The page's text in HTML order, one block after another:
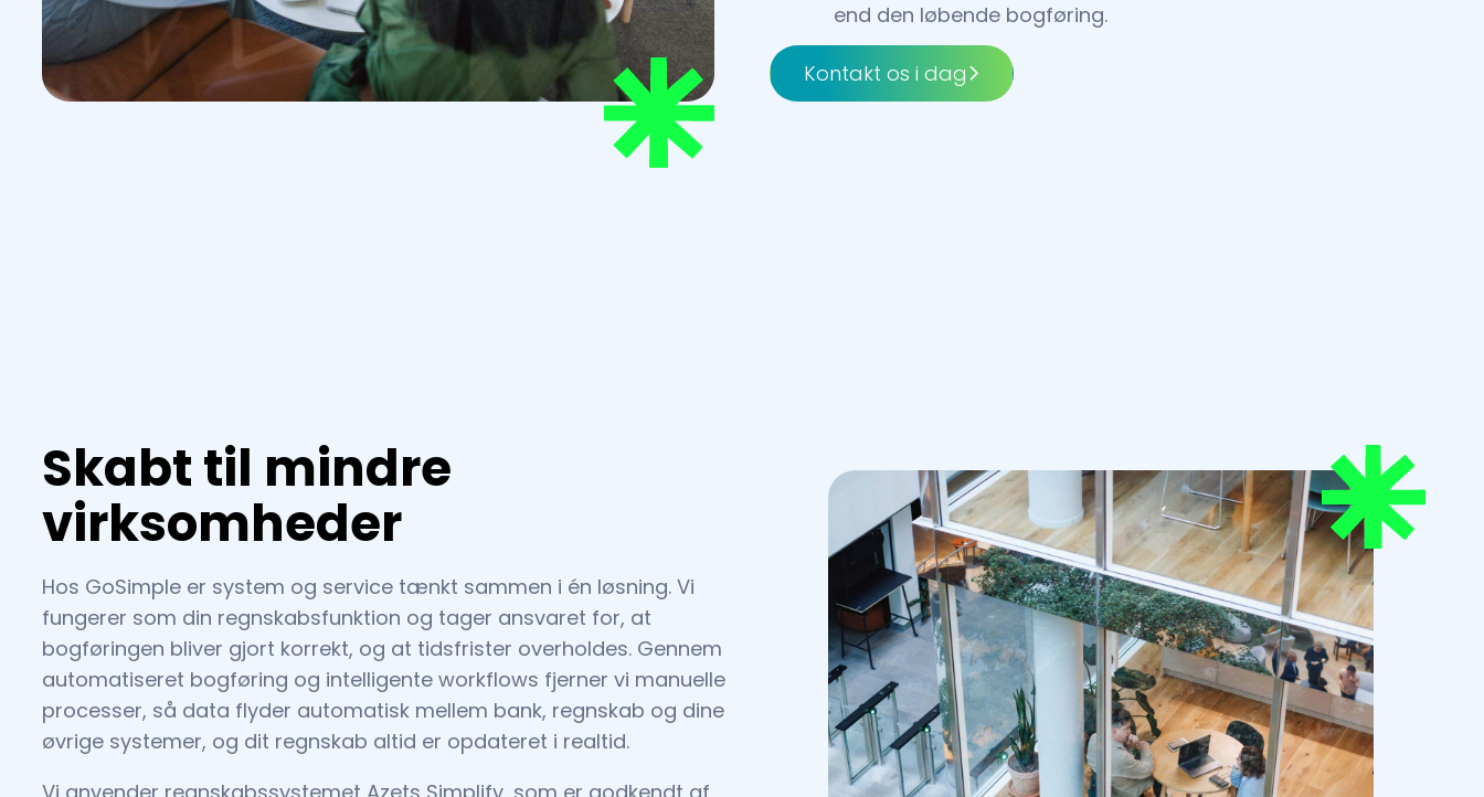
end den løbende bogføring.
Kontakt os i dag
Skabt til mindre
virksomheder
Hos GoSimple er system og service tænkt sammen i én løsning. Vi
fungerer som din regnskabsfunktion og tager ansvaret for, at
bogføringen bliver gjort korrekt, og at tidsfrister overholdes. Gennem
automatiseret bogføring og intelligente workflows fjerner vi manuelle
processer, så data flyder automatisk mellem bank, regnskab og dine
øvrige systemer, og dit regnskab altid er opdateret i realtid.